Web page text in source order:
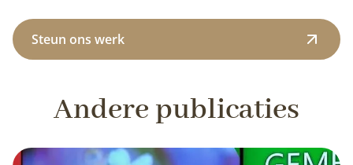
Steun ons werk
Andere publicaties